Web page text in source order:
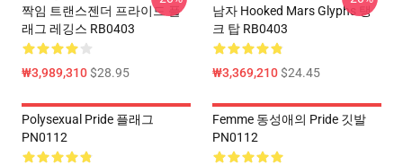
짝임 트랜스젠더 프라이드 플
래그 레깅스 RB0403
₩3,989,310$28.95
남자 Hooked Mars Glyphs 탱
크 탑 RB0403
₩3,369,210$24.45
Polysexual Pride 플래그
PN0112
Femme 동성애의 Pride 깃발
PN0112